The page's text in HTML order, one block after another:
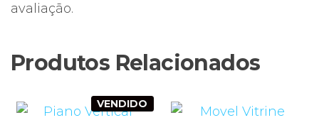
avaliação.
Produtos Relacionados
VENDIDO